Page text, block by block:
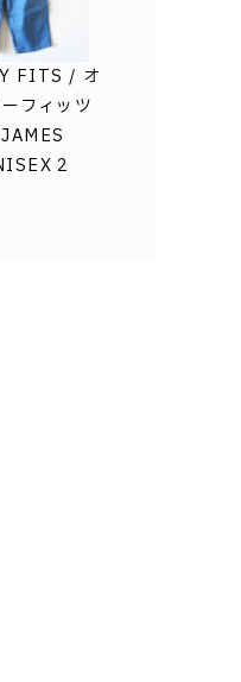
FITS / オ
フィッツ
2